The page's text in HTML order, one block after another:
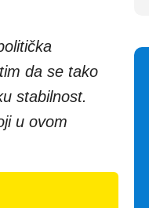
da se tako
stabilnost.
u ovom